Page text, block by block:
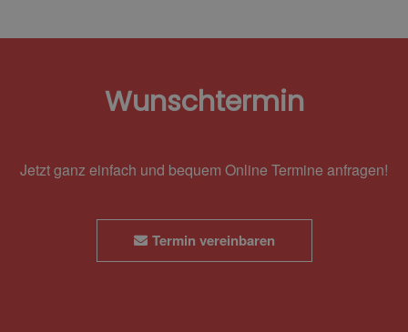
Wunschtermin
Jetzt ganz einfach und bequem Online Termine anfragen!
Termin vereinbaren